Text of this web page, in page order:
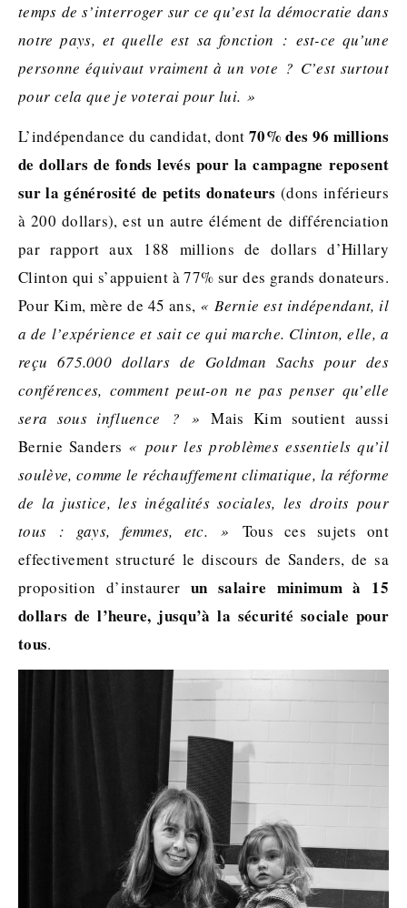
temps de s’interroger sur ce qu’est la démocratie dans
notre pays, et quelle est sa fonction : est-ce qu’une
personne équivaut vraiment à un vote ? C’est surtout
pour cela que je voterai pour lui. »
L’indépendance du candidat, dont70% des 96 millions
de dollars de fonds levés pour la campagne reposent
sur la générosité de petits donateurs (dons inférieurs
à 200 dollars), est un autre élément de différenciation
par rapport aux 188 millions de dollars d’Hillary
Clinton qui s’appuient à 77% sur des grands donateurs.
Pour Kim, mère de 45 ans, « Bernie est indépendant, il
a de l’expérience et sait ce qui marche. Clinton, elle, a
reçu 675.000 dollars de Goldman Sachs pour des
conférences, comment peut-on ne pas penser qu’elle
sera sous influence ? » Mais Kim soutient aussi
Bernie Sanders « pour les problèmes essentiels qu’il
soulève, comme le réchauffement climatique, la réforme
de la justice, les inégalités sociales, les droits pour
tous : gays, femmes, etc. » Tous ces sujets ont
effectivement structuré le discours de Sanders, de sa
proposition d’instaurer un salaire minimum à 15
dollars de l’heure, jusqu’à la sécurité sociale pour
tous.